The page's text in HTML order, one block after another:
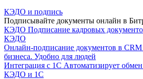
КЭДО и подпись
Подписывайте документы онлайн в
КЭДО Подписание кадровых
КЭДО
Онлайн-подписание документов в CRM
бизнеса. Удобно для людей
Интеграция с 1С Автоматизирует
КЭДО и 1С